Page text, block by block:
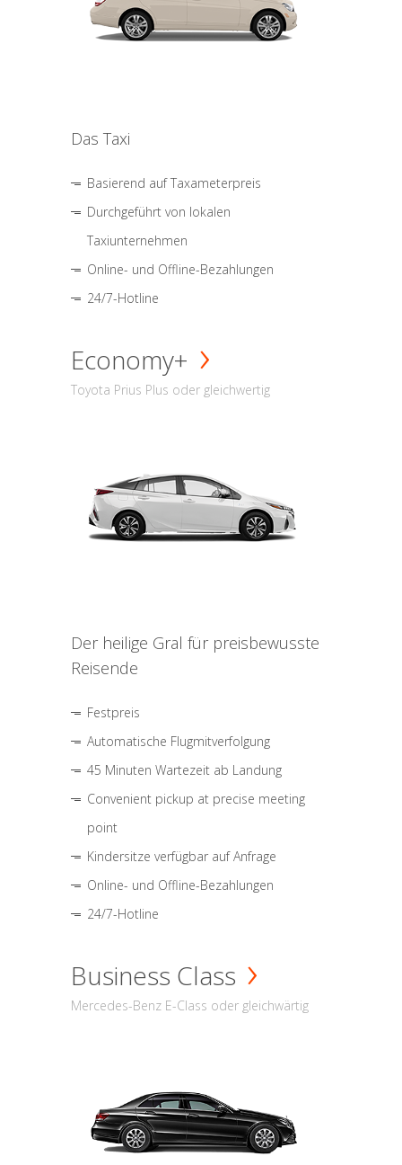
Das Taxi
Basierend auf Taxameterpreis
Durchgeführt von lokalen
Taxiunternehmen
Online- und Offline-Bezahlungen
24/7-Hotline
Economy+
Toyota Prius Plus oder gleichwertig
Der heilige Gral für preisbewusste
Reisende
Festpreis
Automatische Flugmitverfolgung
45 Minuten Wartezeit ab Landung
Convenient pickup at precise meeting
point
Kindersitze verfügbar auf Anfrage
Online- und Offline-Bezahlungen
24/7-Hotline
Business Class
Mercedes-Benz E-Class oder gleichwärtig